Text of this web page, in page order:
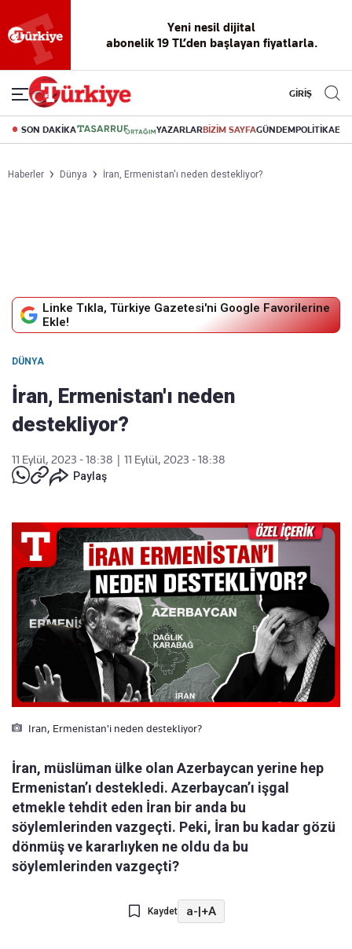
Yeni nesil dijital
abonelik 19 TL’den başlayan fiyatlarla.
GİRİŞ
SON DAKİKA YAZARLARBİZİM SAYFAGÜNDEMPOLİTİKA
Haberler Dünya İran, Ermenistan'ı neden destekliyor?
Linke Tıkla, Türkiye Gazetesi'ni Google Favorilerine
Ekle!
DÜNYA
İran, Ermenistan'ı neden
destekliyor?
11 Eylül, 2023 - 18:38
11 Eylül, 2023 - 18:38
Paylaş
Iran, Ermenistan'i neden destekliyor?
İran, müslüman ülke olan Azerbaycan yerine hep
Ermenistan’ı destekledi. Azerbaycan’ı işgal
etmekle tehdit eden İran bir anda bu
söylemlerinden vazgeçti. Peki, İran bu kadar gözü
dönmüş ve kararlıyken ne oldu da bu
söylemlerinden vazgeçti?
Kaydet a-|+A